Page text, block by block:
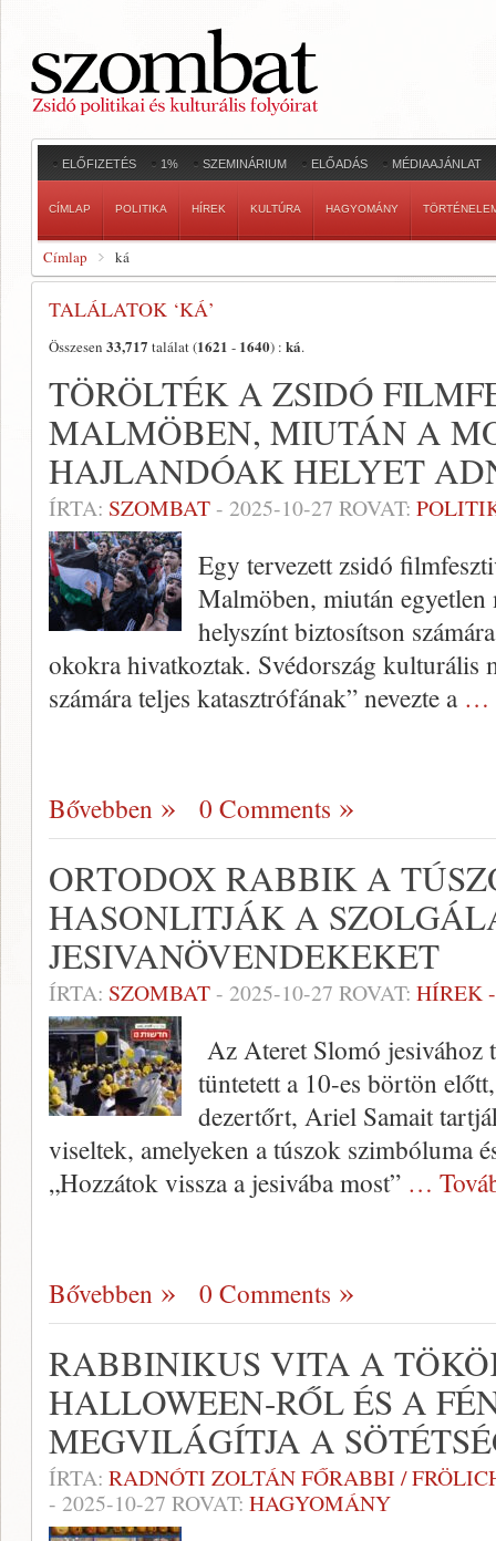
ELŐFIZETÉS 1% SZEMINÁRIUM ELŐADÁS MÉDIAAJÁNLAT
CÍMLAP POLITIKA HÍREK KULTÚRA HAGYOMÁNY
Címlap ká
TALÁLATOK ‘KÁ’
Összesen 33,717 találat (1621 - 1640) : ká.
TÖRÖLTÉK A ZSIDÓ
MALMÖBEN, MIUTÁN A
HAJLANDÓAK HELYET
ÍRTA: SZOMBAT- 2025-10-27 ROVAT:
Egy tervezett zsidó
Malmöben, miután
helyszínt biztosítson
okokra hivatkoztak. Svédország kulturális
számára teljes katasztrófának” nevezte a …
Bővebben 0 Comments
ORTODOX RABBIK A
HASONLITJÁK A
JESIVANÖVENDEKEKET
ÍRTA: SZOMBAT- 2025-10-27 ROVAT: HÍREK
Az Ateret Slomó jesivához
tüntetett a 10-es börtön
dezertőrt, Ariel Samait
viseltek, amelyeken a túszok szimbóluma
„Hozzátok vissza a jesivába most” …
Bővebben 0 Comments
RABBINIKUS VITA A
HALLOWEEN-RŐL ÉS A
MEGVILÁGÍTJA A
ÍRTA: RADNÓTI ZOLTÁN FŐRABBI /
- 2025-10-27 ROVAT: HAGYOMÁNY